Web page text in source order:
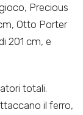
Precious
Otto Porter
201 cm, e
totali.
il ferro,